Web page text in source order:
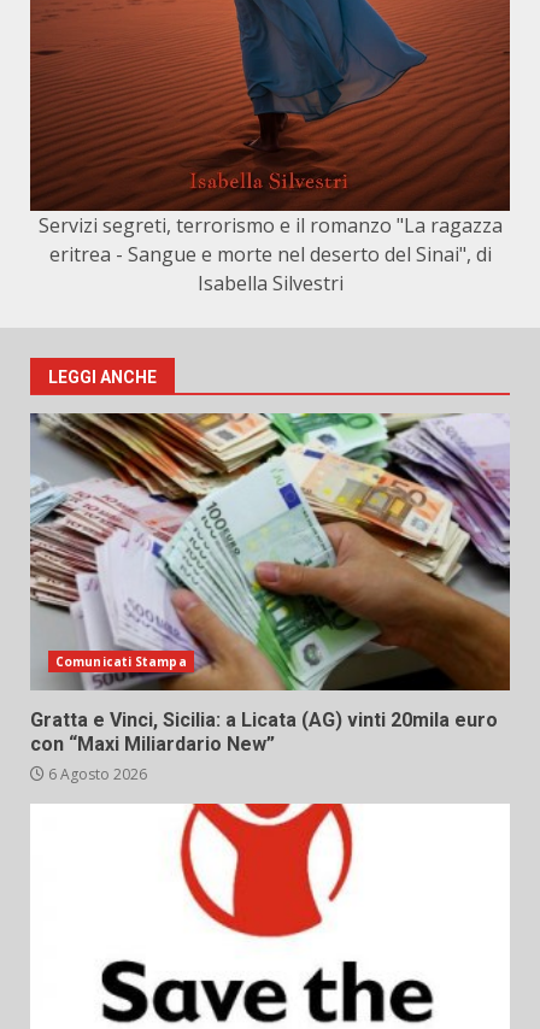
Servizi segreti, terrorismo e il romanzo "La ragazza
eritrea - Sangue e morte nel deserto del Sinai", di
Isabella Silvestri
LEGGI ANCHE
Comunicati Stampa
Gratta e Vinci, Sicilia: a Licata (AG) vinti 20mila euro
con “Maxi Miliardario New”
6 Agosto 2026